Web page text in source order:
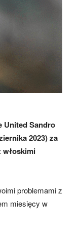
United Sandro
2023) za
włoskimi
problemami z
miesięcy w